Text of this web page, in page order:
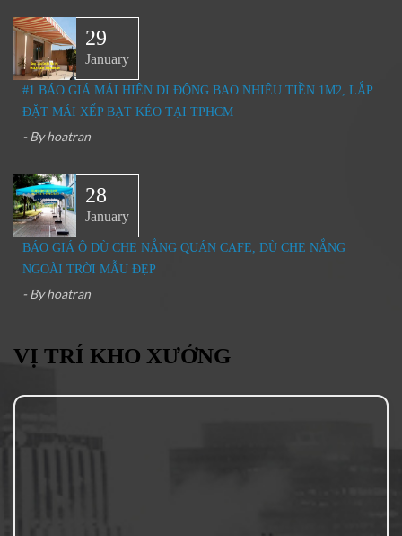
29
January
#1 BÁO GIÁ MÁI HIÊN DI ĐỘNG BAO NHIÊU TIỀN 1M2, LẮP
ĐẶT MÁI XẾP BẠT KÉO TẠI TPHCM
- Byhoatran
28
January
BÁO GIÁ Ô DÙ CHE NẮNG QUÁN CAFE, DÙ CHE NẮNG
NGOÀI TRỜI MẪU ĐẸP
- Byhoatran
VỊ TRÍ KHO XƯỞNG